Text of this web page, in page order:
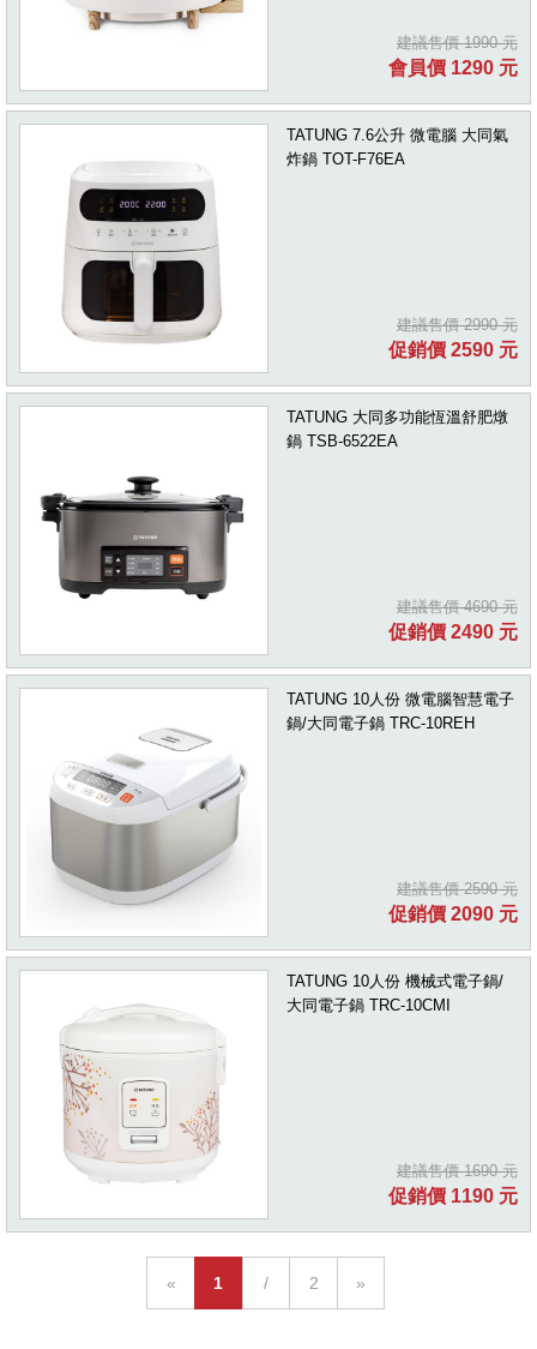
建議售價 1990 元
會員價 1290 元
TATUNG 7.6公升 微電腦 大同氣
炸鍋 TOT-F76EA
建議售價 2990 元
促銷價 2590 元
TATUNG 大同多功能恆溫舒肥燉
鍋 TSB-6522EA
建議售價 4690 元
促銷價 2490 元
TATUNG 10人份 微電腦智慧電子
鍋/大同電子鍋 TRC-10REH
建議售價 2590 元
促銷價 2090 元
TATUNG 10人份 機械式電子鍋/
大同電子鍋 TRC-10CMI
建議售價 1690 元
促銷價 1190 元
« 1 / 2 »